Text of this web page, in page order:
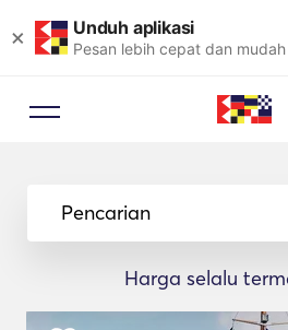
× Unduh aplikasi
Pesan lebih cepat dan mudah
Pencarian
Harga selalu